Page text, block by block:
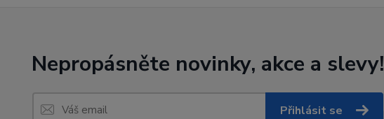
Nepropásněte novinky, akce a slevy!
Přihlásit se